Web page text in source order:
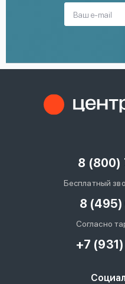
8 (800)
Бесплатный
8 (495)
Согласно
+7